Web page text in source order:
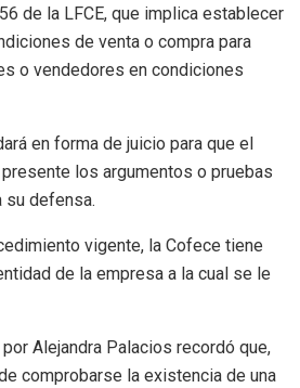
de la LFCE, que implica establecer
de venta o compra para
o vendedores en condiciones
en forma de juicio para que el
los argumentos o pruebas
su defensa.
vigente, la Cofece tiene
de la empresa a la cual se le
Alejandra Palacios recordó que,
comprobarse la existencia de una